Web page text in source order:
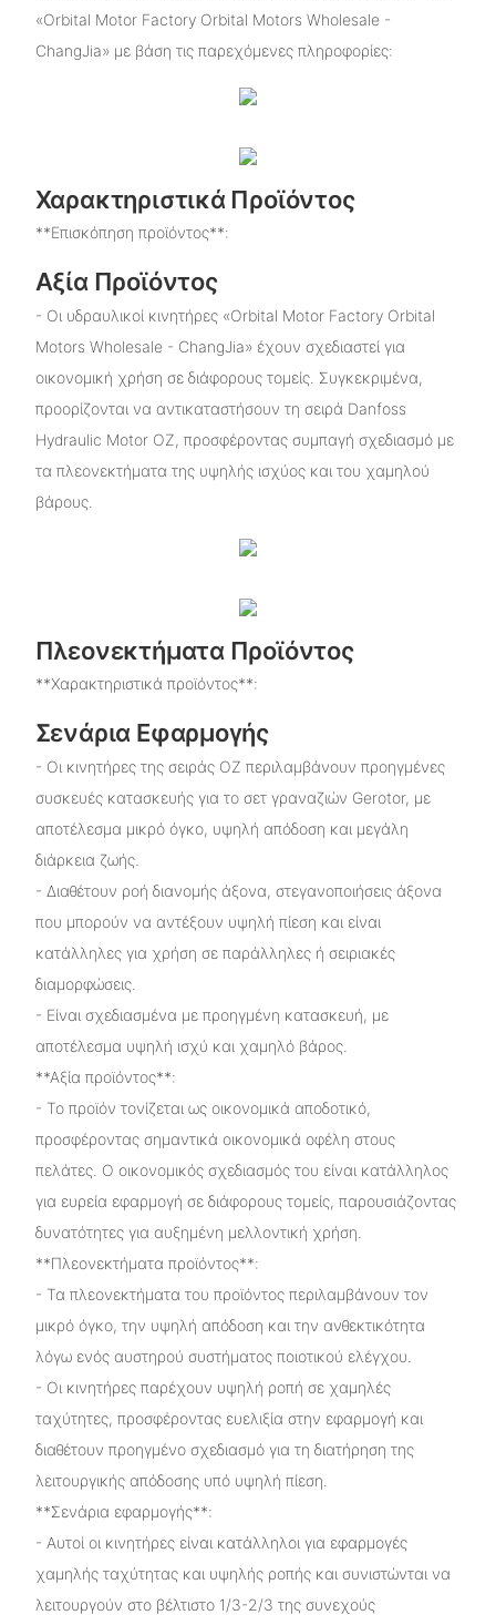
«Orbital Motor Factory​ Orbital Motors Wholesale -
ChangJia» με βάση τις παρεχόμενες πληροφορίες:
Χαρακτηριστικά Προϊόντος
**Επισκόπηση προϊόντος**:
Αξία Προϊόντος
- Οι υδραυλικοί κινητήρες «Orbital Motor Factory Orbital
Motors Wholesale - ChangJia» έχουν σχεδιαστεί για
οικονομική χρήση σε διάφορους τομείς. Συγκεκριμένα,
προορίζονται να αντικαταστήσουν τη σειρά Danfoss
Hydraulic Motor OZ, προσφέροντας συμπαγή σχεδιασμό με
τα πλεονεκτήματα της υψηλής ισχύος και του χαμηλού
βάρους.
Πλεονεκτήματα Προϊόντος
**Χαρακτηριστικά προϊόντος**:
Σενάρια Εφαρμογής
- Οι κινητήρες της σειράς OZ περιλαμβάνουν προηγμένες
συσκευές κατασκευής για το σετ γραναζιών Gerotor, με
αποτέλεσμα μικρό όγκο, υψηλή απόδοση και μεγάλη
διάρκεια ζωής.
- Διαθέτουν ροή διανομής άξονα, στεγανοποιήσεις άξονα
που μπορούν να αντέξουν υψηλή πίεση και είναι
κατάλληλες για χρήση σε παράλληλες ή σειριακές
διαμορφώσεις.
- Είναι σχεδιασμένα με προηγμένη κατασκευή, με
αποτέλεσμα υψηλή ισχύ και χαμηλό βάρος.
**Αξία προϊόντος**:
- Το προϊόν τονίζεται ως οικονομικά αποδοτικό,
προσφέροντας σημαντικά οικονομικά οφέλη στους
πελάτες. Ο οικονομικός σχεδιασμός του είναι κατάλληλος
για ευρεία εφαρμογή σε διάφορους τομείς, παρουσιάζοντας
δυνατότητες για αυξημένη μελλοντική χρήση.
**Πλεονεκτήματα προϊόντος**:
- Τα πλεονεκτήματα του προϊόντος περιλαμβάνουν τον
μικρό όγκο, την υψηλή απόδοση και την ανθεκτικότητα
λόγω ενός αυστηρού συστήματος ποιοτικού ελέγχου.
- Οι κινητήρες παρέχουν υψηλή ροπή σε χαμηλές
ταχύτητες, προσφέροντας ευελιξία στην εφαρμογή και
διαθέτουν προηγμένο σχεδιασμό για τη διατήρηση της
λειτουργικής απόδοσης υπό υψηλή πίεση.
**Σενάρια εφαρμογής**:
- Αυτοί οι κινητήρες είναι κατάλληλοι για εφαρμογές
χαμηλής ταχύτητας και υψηλής ροπής και συνιστώνται να
λειτουργούν στο βέλτιστο 1/3-2/3 της συνεχούς